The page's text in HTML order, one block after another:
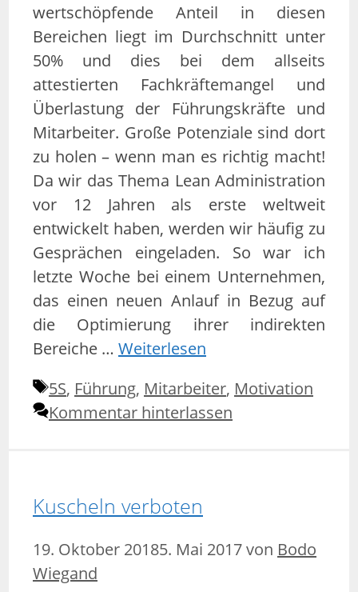
wertschöpfende Anteil in diesen
Bereichen liegt im Durchschnitt unter
50% und dies bei dem allseits
attestierten Fachkräftemangel und
Überlastung der Führungskräfte und
Mitarbeiter. Große Potenziale sind dort
zu holen – wenn man es richtig macht!
Da wir das Thema Lean Administration
vor 12 Jahren als erste weltweit
entwickelt haben, werden wir häufig zu
Gesprächen eingeladen. So war ich
letzte Woche bei einem Unternehmen,
das einen neuen Anlauf in Bezug auf
die Optimierung ihrer indirekten
Bereiche … Weiterlesen
Schlagwörter
5S, Führung, Mitarbeiter, Motivation
Kommentar hinterlassen
Kuscheln verboten
19. Oktober 20185. Mai 2017von Bodo
Wiegand